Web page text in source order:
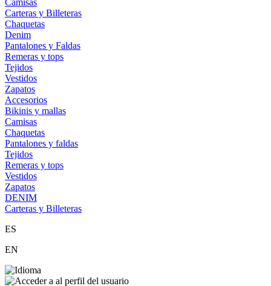
Camisas
Carteras y Billeteras
Chaquetas
Denim
Pantalones y Faldas
Remeras y tops
Tejidos
Vestidos
Zapatos
Accesorios
Bikinis y mallas
Camisas
Chaquetas
Pantalones y faldas
Tejidos
Remeras y tops
Vestidos
Zapatos
DENIM
Carteras y Billeteras
ES
EN